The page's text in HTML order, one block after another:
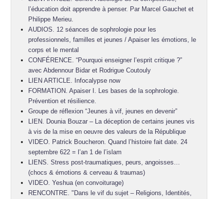
l’éducation doit apprendre à penser. Par Marcel Gauchet et
Philippe Merieu.
AUDIOS. 12 séances de sophrologie pour les
professionnels, familles et jeunes / Apaiser les émotions, le
corps et le mental
CONFÉRENCE. “Pourquoi enseigner l’esprit critique ?”
avec Abdennour Bidar et Rodrigue Coutouly
LIEN ARTICLE. Infocalypse now
FORMATION. Apaiser I. Les bases de la sophrologie.
Prévention et résilience.
Groupe de réflexion “Jeunes à vif, jeunes en devenir”
LIEN. Dounia Bouzar – La déception de certains jeunes vis
à vis de la mise en oeuvre des valeurs de la République
VIDEO. Patrick Boucheron. Quand l’histoire fait date. 24
septembre 622 = l’an 1 de l’islam
LIENS. Stress post-traumatiques, peurs, angoisses…
(chocs & émotions & cerveau & traumas)
VIDEO. Yeshua (en convoiturage)
RENCONTRE. "Dans le vif du sujet – Religions, Identités,